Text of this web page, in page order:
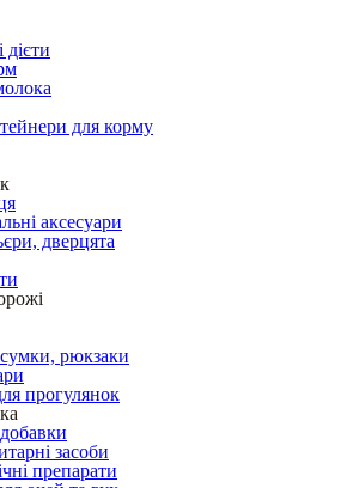
дієти
для корму
аксесуари
дверцята
рюкзаки
прогулянок
засоби
препарати